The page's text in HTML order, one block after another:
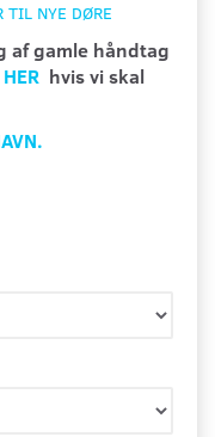
TIL NYE DØRE
af gamle håndtag
hvis vi skal